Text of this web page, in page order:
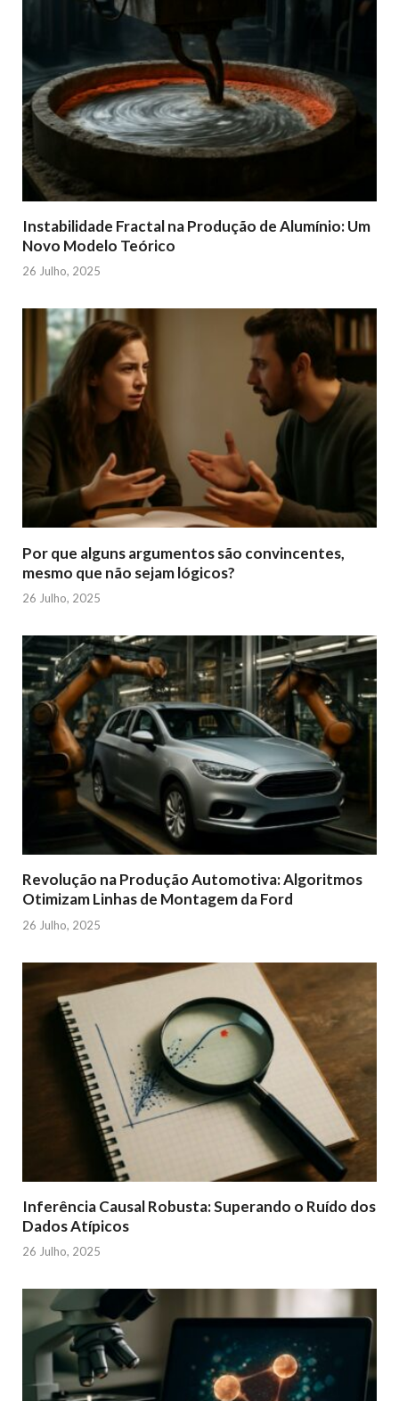
Instabilidade Fractal na Produção de Alumínio: Um
Novo Modelo Teórico
26 Julho, 2025
Por que alguns argumentos são convincentes,
mesmo que não sejam lógicos?
26 Julho, 2025
Revolução na Produção Automotiva: Algoritmos
Otimizam Linhas de Montagem da Ford
26 Julho, 2025
Inferência Causal Robusta: Superando o Ruído dos
Dados Atípicos
26 Julho, 2025